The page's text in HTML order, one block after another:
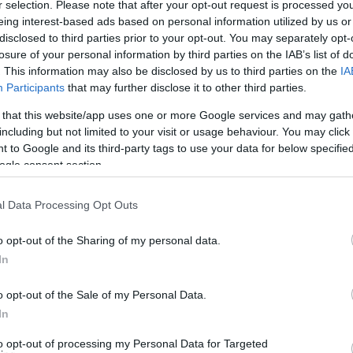
selection. Please note that after your opt-out request is processed
interest-based ads based on personal information utilized by us
to third parties prior to your opt-out. You may separately
of your personal information by third parties on the IAB’s list of
This information may also be disclosed by us to third parties on the
Participants that may further disclose it to other third parties.
that this website/app uses one or more Google services and may
but not limited to your visit or usage behaviour. You may
to Google and its third-party tags to use your data for below
consent section.
Data Processing Opt Outs
opt-out of the Sharing of my personal data.
opt-out of the Sale of my Personal Data.
opt-out of processing my Personal Data for Targeted
προτάσεων ο πρώην δήμαρχος μιας και τόσο η
δημάρχου και της διοίκησης του τις καθιστούν άνευ
“ιστορικότητα” της διαδρομής του έργου της
και το πως απεντάχθηκε σε χρηματοδότηση
και ολοκληρώθηκε. Αν έχει κάτι σημασία – κι
ολοκληρώθηκε και τι ολοκληρώθηκε.
Και αυτό είναι που πρέπει να μάθουν οι
ένταξη από τους προηγούμενους είναι η ιστορία των
την αναφέρει; Το τι ολοκληρώθηκε και πως θα
Και αυτό λείπει από την αόριστη ανακοίνωση
το έργο, που ολοκληρώνεται. Αν υπήρχαν όλα αυτά
είναι αντικείμενο αποδοχής του σημερινού